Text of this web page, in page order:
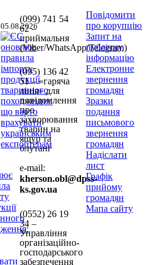
05.08.2026
(099) 741 54
62 –
приймальня
(Viber/WhatsApp/Telegram)
(095) 136 42
51 – «гаряча
лінія» для
повідомлення
про
захворювання
тварин на
ящур та
блутанг
e-mail:
kherson.obl@dpss-
ks.gov.ua
(0552) 26 19
34 –
Управління
організаційно-
господарського
забезпечення
Повідомити
про корупцію
Запит на
публічну
інформацію
Електронне
звернення
громадян
Зразки
подання
письмового
звернення
громадян
Надіслати
лист
Графік
прийому
громадян
Мапа сайту